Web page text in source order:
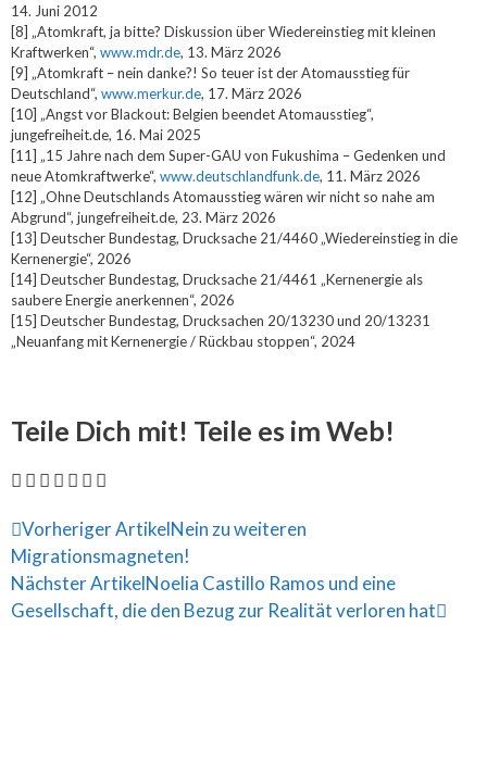
14. Juni 2012
[8] „Atomkraft, ja bitte? Diskussion über Wiedereinstieg mit kleinen
Kraftwerken“, www.mdr.de, 13. März 2026
[9] „Atomkraft – nein danke?! So teuer ist der Atomausstieg für
Deutschland“, www.merkur.de, 17. März 2026
[10] „Angst vor Blackout: Belgien beendet Atomausstieg“,
jungefreiheit.de, 16. Mai 2025
[11] „15 Jahre nach dem Super-GAU von Fukushima – Gedenken und
neue Atomkraftwerke“, www.deutschlandfunk.de, 11. März 2026
[12] „Ohne Deutschlands Atomausstieg wären wir nicht so nahe am
Abgrund“, jungefreiheit.de, 23. März 2026
[13] Deutscher Bundestag, Drucksache 21/4460 „Wiedereinstieg in die
Kernenergie“, 2026
[14] Deutscher Bundestag, Drucksache 21/4461 „Kernenergie als
saubere Energie anerkennen“, 2026
[15] Deutscher Bundestag, Drucksachen 20/13230 und 20/13231
„Neuanfang mit Kernenergie / Rückbau stoppen“, 2024
Teile Dich mit! Teile es im Web!
Vorheriger ArtikelNein zu weiteren
Migrationsmagneten!
Nächster ArtikelNoelia Castillo Ramos und eine
Gesellschaft, die den Bezug zur Realität verloren hat